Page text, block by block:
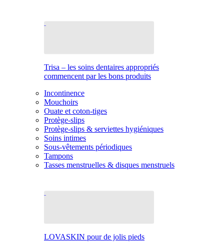
Trisa – les soins dentaires appropriés
commencent par les bons produits
Incontinence
Mouchoirs
Ouate et coton-tiges
Protège-slips
Protège-slips & serviettes hygiéniques
Soins intimes
Sous-vêtements périodiques
Tampons
Tasses menstruelles & disques menstruels
LOVASKIN pour de jolis pieds